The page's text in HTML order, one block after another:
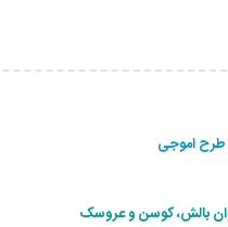
اموجی
بالش، کوسن و عروسک